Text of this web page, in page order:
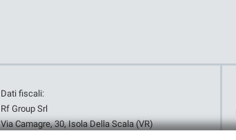
Dati fiscali:
Rf Group Srl
Via Camagre, 30, Isola Della Scala (VR)